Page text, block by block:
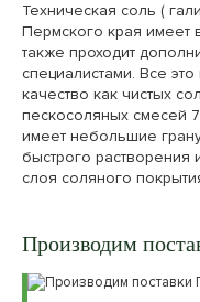
Техническая соль (
Пермского края имеет
также проходит
специалистами. Все
качество как чистых
пескосоляных смесей
имеет небольшие
быстрого растворения
слоя соляного
Производим